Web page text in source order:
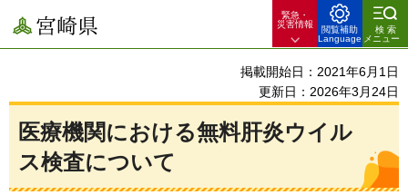
宮崎県
緊急・
災害情報
閲覧補助
Language
検索
メニュー
掲載開始日：2021年6月1日
更新日：2026年3月24日
医療機関における無料肝炎ウイル
ス検査について